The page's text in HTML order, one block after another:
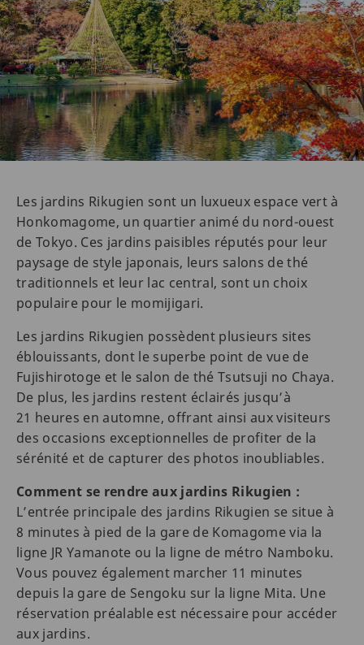
Les jardins Rikugien sont un luxueux espace vert à
Honkomagome, un quartier animé du nord-ouest
de Tokyo. Ces jardins paisibles réputés pour leur
paysage de style japonais, leurs salons de thé
traditionnels et leur lac central, sont un choix
populaire pour le momijigari.
Les jardins Rikugien possèdent plusieurs sites
éblouissants, dont le superbe point de vue de
Fujishirotoge et le salon de thé Tsutsuji no Chaya.
De plus, les jardins restent éclairés jusqu’à
21 heures en automne, offrant ainsi aux visiteurs
des occasions exceptionnelles de profiter de la
sérénité et de capturer des photos inoubliables.
Comment se rendre aux jardins Rikugien :
L’entrée principale des jardins Rikugien se situe à
8 minutes à pied de la gare de Komagome via la
ligne JR Yamanote ou la ligne de métro Namboku.
Vous pouvez également marcher 11 minutes
depuis la gare de Sengoku sur la ligne Mita. Une
réservation préalable est nécessaire pour accéder
aux jardins.